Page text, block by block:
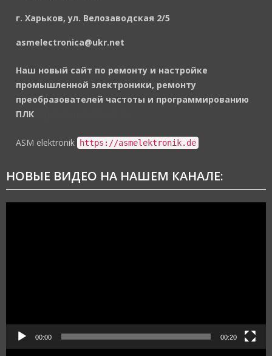
г. Харьков, ул. Велозаводская 2/5
asmelectronica@ukr.net
Наш новый сайт по ремонту и настройке
промышленной электроники, ремонту
преобразователей частоты и программированию
ПЛК
ASM elektronik https://asmelektronik.de
НОВЫЕ ВИДЕО НА НАШЕМ КАНАЛЕ:
00:00 00:20